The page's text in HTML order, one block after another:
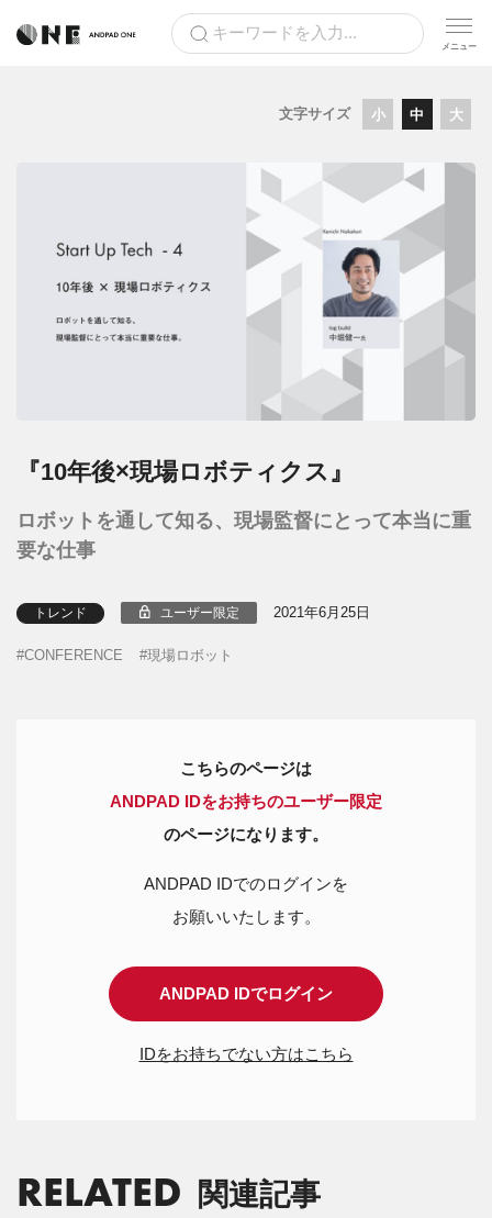
文字サイズ 小 中 大
『10年後×現場ロボティクス』
ロボットを通して知る、現場監督にとって本当に重
要な仕事
トレンド ユーザー限定 2021年6月25日
CONFERENCE 現場ロボット
こちらのページは
ANDPAD IDをお持ちのユーザー限定
のページになります。
ANDPAD IDでのログインを
お願いいたします。
ANDPAD IDでログイン
IDをお持ちでない方はこちら
RELATED 関連記事